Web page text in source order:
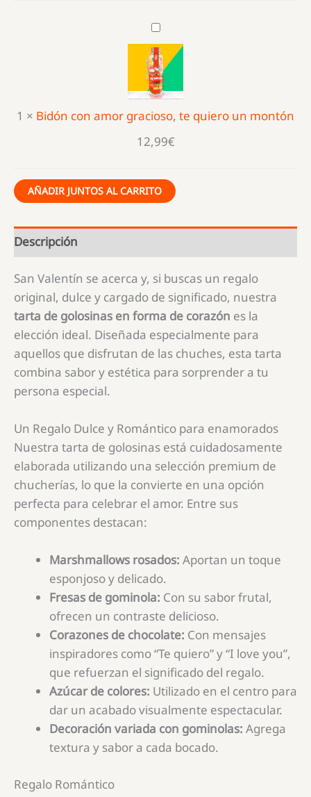
Bidón
con
amor
gracioso,
te
quiero
un
1 × Bidón con amor gracioso, te quiero un montón
12,99€
AÑADIR JUNTOS AL CARRITO
Descripción
San Valentín se acerca y, si buscas un regalo
original, dulce y cargado de significado, nuestra
tarta de golosinas en forma de corazón es la
elección ideal. Diseñada especialmente para
aquellos que disfrutan de las chuches, esta tarta
combina sabor y estética para sorprender a tu
persona especial.
Un Regalo Dulce y Romántico para enamorados
Nuestra tarta de golosinas está cuidadosamente
elaborada utilizando una selección premium de
chucherías, lo que la convierte en una opción
perfecta para celebrar el amor. Entre sus
componentes destacan:
Marshmallows rosados: Aportan un toque
esponjoso y delicado.
Fresas de gominola: Con su sabor frutal,
ofrecen un contraste delicioso.
Corazones de chocolate: Con mensajes
inspiradores como “Te quiero” y “I love you”,
que refuerzan el significado del regalo.
Azúcar de colores: Utilizado en el centro para
dar un acabado visualmente espectacular.
Decoración variada con gominolas: Agrega
textura y sabor a cada bocado.
Regalo Romántico